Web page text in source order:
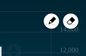
12,000
14,000